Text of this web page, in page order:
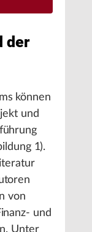
der
können
und
1).
von
und
Unter